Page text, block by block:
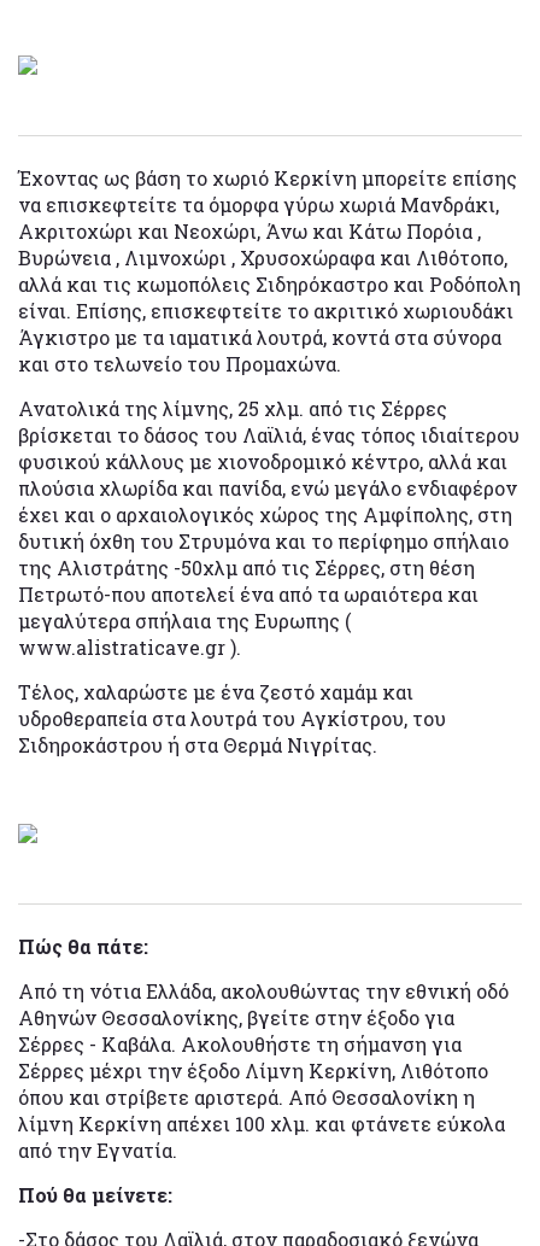
Έχοντας ως βάση το χωριό Κερκίνη μπορείτε επίσης
να επισκεφτείτε τα όμορφα γύρω χωριά Μανδράκι,
Ακριτοχώρι και Νεοχώρι, Άνω και Κάτω Πορόια ,
Βυρώνεια , Λιμνοχώρι , Χρυσοχώραφα και Λιθότοπο,
αλλά και τις κωμοπόλεις Σιδηρόκαστρο και Ροδόπολη
είναι. Επίσης, επισκεφτείτε το ακριτικό χωριουδάκι
Άγκιστρο με τα ιαματικά λουτρά, κοντά στα σύνορα
και στο τελωνείο του Προμαχώνα.
Ανατολικά της λίμνης, 25 χλμ. από τις Σέρρες
βρίσκεται το δάσος του Λαϊλιά, ένας τόπος ιδιαίτερου
φυσικού κάλλους με χιονοδρομικό κέντρο, αλλά και
πλούσια χλωρίδα και πανίδα, ενώ μεγάλο ενδιαφέρον
έχει και ο αρχαιολογικός χώρος της Αμφίπολης, στη
δυτική όχθη του Στρυμόνα και το περίφημο σπήλαιο
της Αλιστράτης -50χλμ από τις Σέρρες, στη θέση
Πετρωτό-που αποτελεί ένα από τα ωραιότερα και
μεγαλύτερα σπήλαια της Ευρωπης (
www.alistraticave.gr ).
Τέλος, χαλαρώστε με ένα ζεστό χαμάμ και
υδροθεραπεία στα λουτρά του Αγκίστρου, του
Σιδηροκάστρου ή στα Θερμά Νιγρίτας.
Πώς θα πάτε:
Από τη νότια Ελλάδα, ακολουθώντας την εθνική οδό
Αθηνών Θεσσαλονίκης, βγείτε στην έξοδο για
Σέρρες - Καβάλα. Ακολουθήστε τη σήμανση για
Σέρρες μέχρι την έξοδο Λίμνη Κερκίνη, Λιθότοπο
όπου και στρίβετε αριστερά. Από Θεσσαλονίκη η
λίμνη Κερκίνη απέχει 100 χλμ. και φτάνετε εύκολα
από την Εγνατία.
Πού θα μείνετε:
-Στο δάσος του Λαϊλιά, στον παραδοσιακό ξενώνα